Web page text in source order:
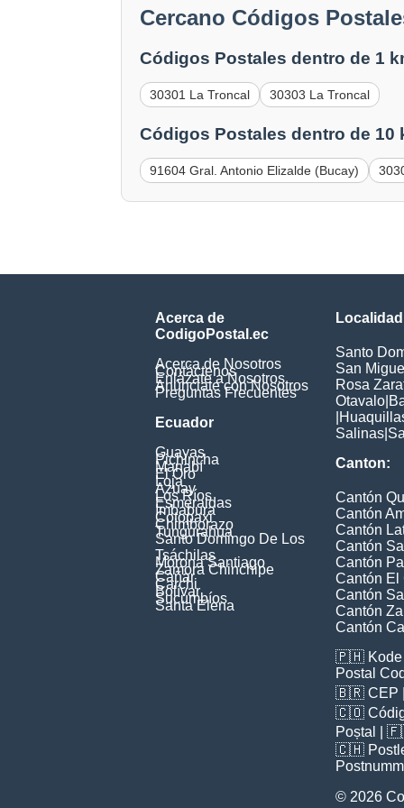
Cercano Códigos
Códigos Postales dentro de 1
30301 La Troncal 30303 La Troncal
Códigos Postales dentro de 10
91604 Gral. Antonio Elizalde (Bucay)
Acerca de
CodigoPostal.ec
Acerca de Nosotros
Contáctenos
Enlázate a Nosotros
Anúnciate con Nosotros
Preguntas Frecuentes
Ecuador
Guayas
Pichincha
Manabí
El Oro
Loja
Azuay
Los Ríos
Esmeraldas
Imbabura
Cotopaxi
Chimborazo
Tungurahua
Santo Domingo De Los
Tsáchilas
Morona Santiago
Zamora Chinchipe
Cañar
Carchi
Bolívar
Sucumbíos
Santa Elena
Santo
San
Rosa
Otavalo
Salinas
Canton:
Cantón
Cantón
Cantón
Cantón
Cantón
Cantón El
Cantón
Cantón
Cantón
🇵🇭
Postal
🇧🇷 CEP
🇨🇴
Poștal
|
🇨🇭
© 2026